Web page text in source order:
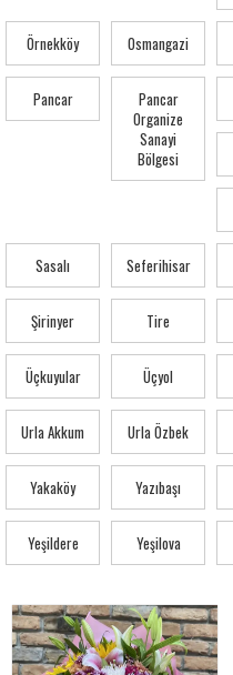
Örnekköy Osmangazi
Pancar
Pancar
Organize
Sanayi
Bölgesi
Sasalı Seferihisar
Şirinyer Tire
Üçkuyular Üçyol
Urla Akkum Urla Özbek
Yakaköy Yazıbaşı
Yeşildere Yeşilova